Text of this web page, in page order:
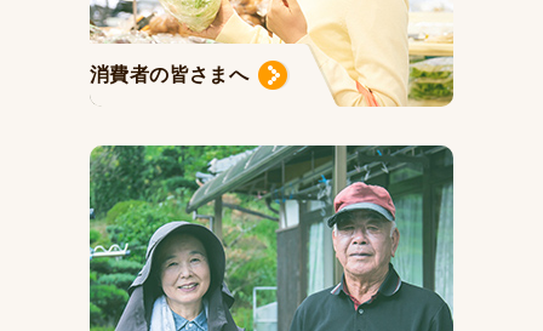
消費者の皆さまへ